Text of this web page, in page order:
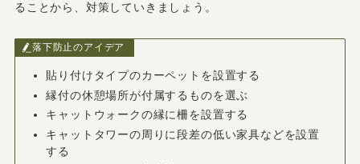
ることから、対策していきましょう。
落下防止のアイデア
貼り付けタイプのカーペットを設置する
縁付の休憩場所が付属するものを選ぶ
キャットウォークの縁に柵を設置する
キャットタワーの周りに段差の低い家具などを設置
する